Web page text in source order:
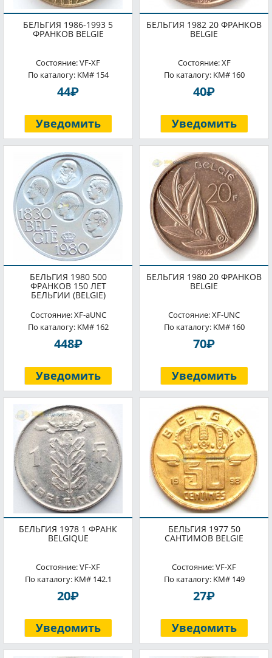
БЕЛЬГИЯ 1986-1993 5
ФРАНКОВ BELGIE
Состояние: VF-XF
По каталогу: KM# 154
44P
Уведомить
БЕЛЬГИЯ 1982 20 ФРАНКОВ
BELGIE
Состояние: XF
По каталогу: KM# 160
40P
Уведомить
БЕЛЬГИЯ 1980 500
ФРАНКОВ 150 ЛЕТ
БЕЛЬГИИ (BELGIE)
Состояние: XF-aUNC
По каталогу: KM# 162
448P
Уведомить
БЕЛЬГИЯ 1980 20 ФРАНКОВ
BELGIE
Состояние: XF-UNC
По каталогу: KM# 160
70P
Уведомить
БЕЛЬГИЯ 1978 1 ФРАНК
BELGIQUE
Состояние: VF-XF
По каталогу: KM# 142.1
20P
Уведомить
БЕЛЬГИЯ 1977 50
САНТИМОВ BELGIE
Состояние: VF-XF
По каталогу: KM# 149
27P
Уведомить